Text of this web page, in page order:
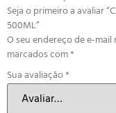
Seja o primeiro a avaliar
500ML”
O seu endereço de e-
marcados com*
Sua avaliação*